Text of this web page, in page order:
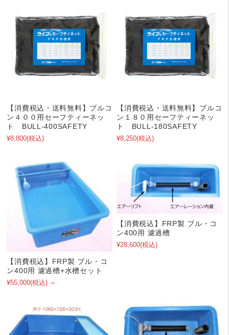
【消費税込・送料無料】ブルコ
ン４００用セーフティーネッ
ト BULL-400SAFETY
¥8,800(税込)
【消費税込・送料無料】ブルコ
ン１８０用セーフティーネッ
ト BULL-180SAFETY
¥8,250(税込)
【消費税込】FRP製 ブル・コ
ン400用 濾過槽+水槽セット
¥55,000(税込) ～
【消費税込】FRP製 ブル・コ
ン400用 濾過槽
¥28,600(税込)